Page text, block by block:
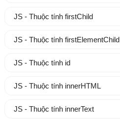
JS - Thuộc tính firstChild
JS - Thuộc tính firstElementChild
JS - Thuộc tính id
JS - Thuộc tính innerHTML
JS - Thuộc tính innerText